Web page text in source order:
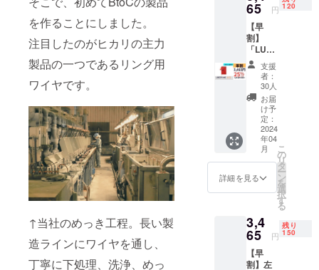
を作ることにしました。
注目したのがヒカリの主力
製品の一つであるリング用
ワイヤです。
↑当社のめっき工程。長い製
造ラインにワイヤを通し、
丁寧に下処理、洗浄、めっ
ル
ドー、
アク
ア、ブ
ラック
の8色
セット
です。
付属品
(1冊に
つき)：
交換リ
フィル
枚)、ス
ティッ
備しお
り、和
柄厚紙1
枚(柄は
ランダ
65 円 120
【早
割】
「LUCE
RING」
１冊 付
属品：
交換リ
フィル
枚)、ス
ティッ
ク、予
備リン
グ、予
備しお
り （一
価格
4,620円
より
1,155円
お得）
支援
者：
30人
お届
け予
定：
2024
年04
月
詳細を見る
こ
の
リ
タ
ー
ン
を
選
択
す
る
3,4
65 円
残り
150
【早
割】左